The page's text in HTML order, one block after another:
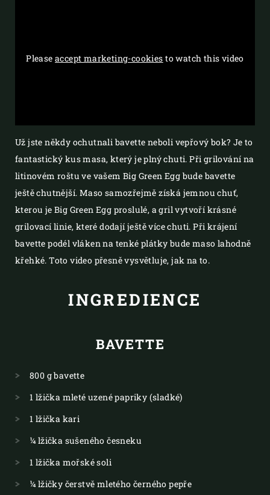
Pleaseaccept marketing-cookies to watch this video
Už jste někdy ochutnali bavette neboli vepřový bok? Je to
fantastický kus masa, který je plný chuti. Při grilování na
litinovém roštu ve vašem Big Green Egg bude bavette
ještě chutnější. Maso samozřejmě získá jemnou chuť,
kterou je Big Green Egg proslulé, a gril vytvoří krásné
grilovací linie, které dodají ještě více chuti. Při krájení
bavette podél vláken na tenké plátky bude maso lahodně
křehké. Toto video přesně vysvětluje, jak na to.
INGREDIENCE
BAVETTE
800 g bavette
1 lžička mleté uzené papriky (sladké)
1 lžička kari
¼ lžička sušeného česneku
1 lžička mořské soli
¼ lžičky čerstvě mletého černého pepře